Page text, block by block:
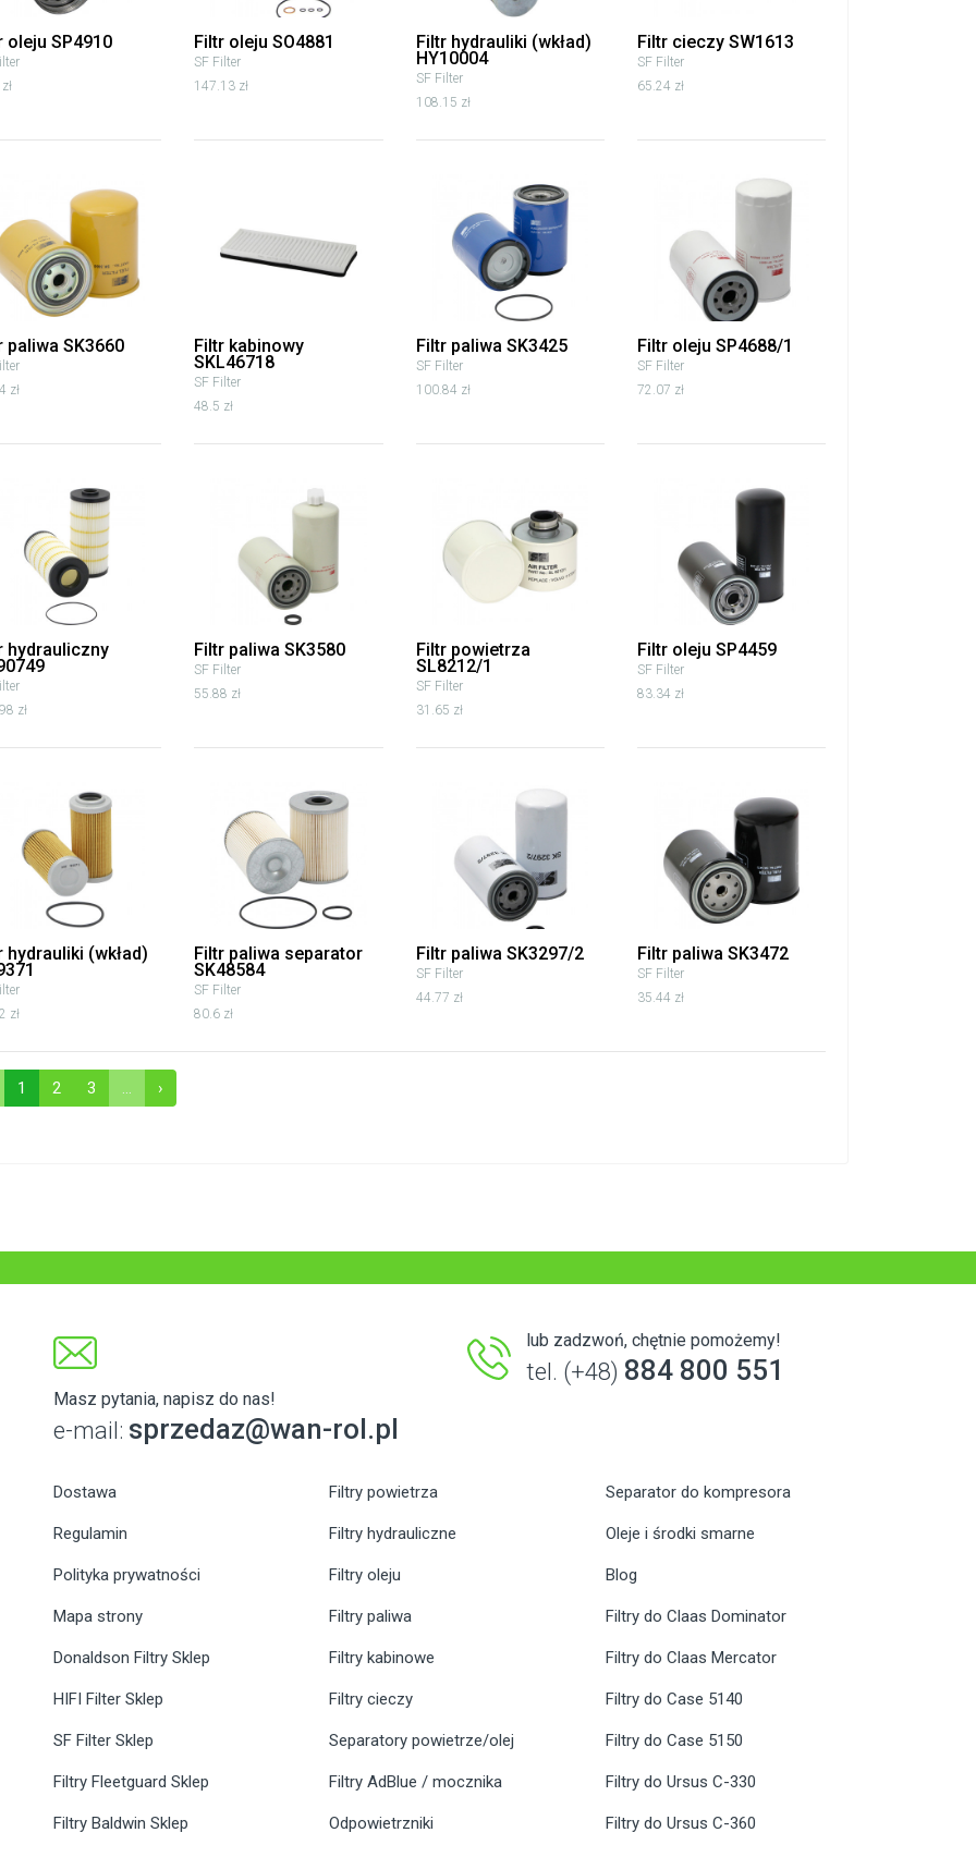
oleju SP4910 Filtr oleju SO4881
SF Filter
147.13 zł
Filtr hydrauliki (wkład)
HY10004
SF Filter
108.15 zł
Filtr cieczy SW1613
SF Filter
65.24 zł
paliwa SK3660
zł
Filtr kabinowy
SKL46718
SF Filter
48.5 zł
Filtr paliwa SK3425
SF Filter
100.84 zł
Filtr oleju SP4688/1
SF Filter
72.07 zł
hydrauliczny
zł
Filtr paliwa SK3580
SF Filter
55.88 zł
Filtr powietrza
SL8212/1
SF Filter
31.65 zł
Filtr oleju SP4459
SF Filter
83.34 zł
hydrauliki (wkład)
zł
Filtr paliwa separator
SK48584
SF Filter
80.6 zł
Filtr paliwa SK3297/2
SF Filter
44.77 zł
Filtr paliwa SK3472
SF Filter
35.44 zł
1 2 3 ... ›
Masz pytania, napisz do nas!
e-mail: sprzedaz@wan-rol.pl
lub zadzwoń, chętnie pomożemy!
tel. (+48) 884 800 551
Dostawa
Regulamin
Polityka prywatności
Mapa strony
Donaldson Filtry Sklep
HIFI Filter Sklep
SF Filter Sklep
Filtry Fleetguard Sklep
Filtry Baldwin Sklep
Filtry powietrza
Filtry hydrauliczne
Filtry oleju
Filtry paliwa
Filtry kabinowe
Filtry cieczy
Separatory powietrze/olej
Filtry AdBlue / mocznika
Odpowietrzniki
Separator do kompresora
Oleje i środki smarne
Blog
Filtry do Claas Dominator
Filtry do Claas Mercator
Filtry do Case 5140
Filtry do Case 5150
Filtry do Ursus C-330
Filtry do Ursus C-360